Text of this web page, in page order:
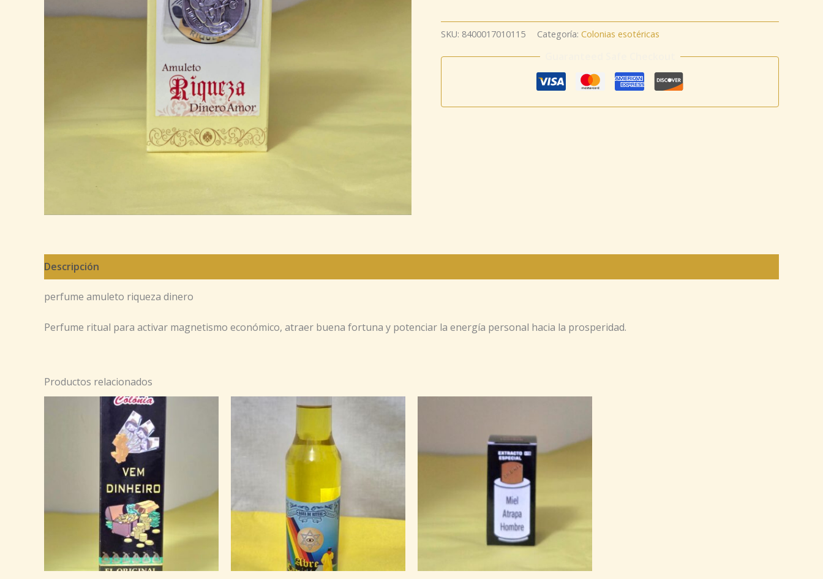
SKU: 8400017010115 Categoría: Colonias esotéricas
Descripción
perfume amuleto riqueza dinero
Perfume ritual para activar magnetismo económico, atraer buena fortuna y potenciar la energía personal hacia la prosperidad.
Productos relacionados